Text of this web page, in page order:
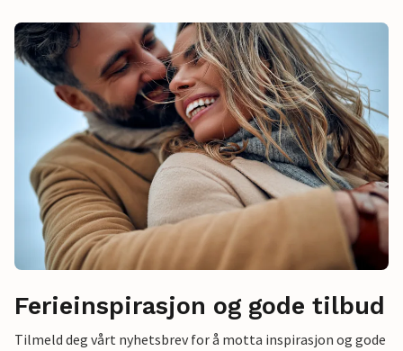
Ferieinspirasjon og gode tilbud
Tilmeld deg vårt nyhetsbrev for å motta inspirasjon og gode